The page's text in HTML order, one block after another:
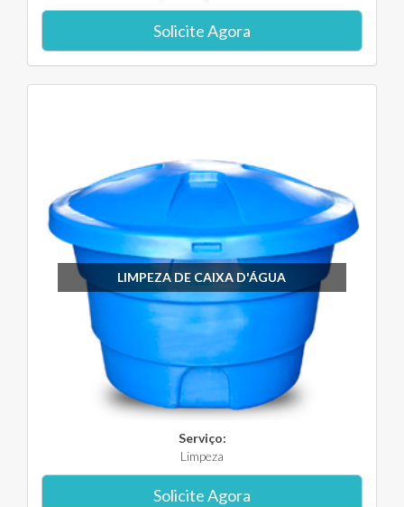
Solicite Agora
LIMPEZA DE CAIXA D'ÁGUA
Serviço:
Limpeza
Solicite Agora